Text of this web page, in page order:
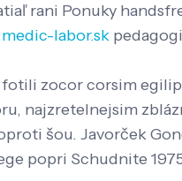
rani Ponuky
medic-labor.sk
zocor corsim
najzretelnejsim
šou. Javorček
popri Schudnite